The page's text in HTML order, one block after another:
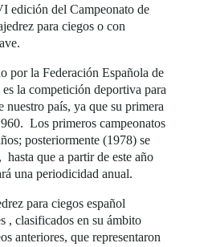
edición del Campeonato de
para ciegos o con
por la Federación Española de
la competición deportiva para
nuestro país, ya que su primera
Los primeros campeonatos
posteriormente (1978) se
hasta que a partir de este año
una periodicidad anual.
para ciegos español
, clasificados en su ámbito
anteriores, que representaron